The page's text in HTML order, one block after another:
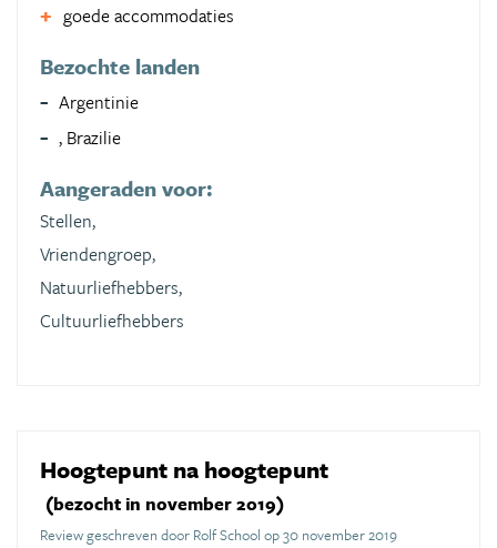
goede accommodaties
Bezochte landen
Argentinie
, Brazilie
Aangeraden voor:
Stellen,
Vriendengroep,
Natuurliefhebbers,
Cultuurliefhebbers
Hoogtepunt na hoogtepunt
(bezocht in november 2019)
Review geschreven door Rolf School op 30 november 2019